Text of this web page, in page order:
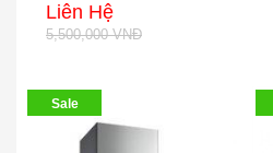
Liên Hệ
5,500,000 VNĐ
Sale